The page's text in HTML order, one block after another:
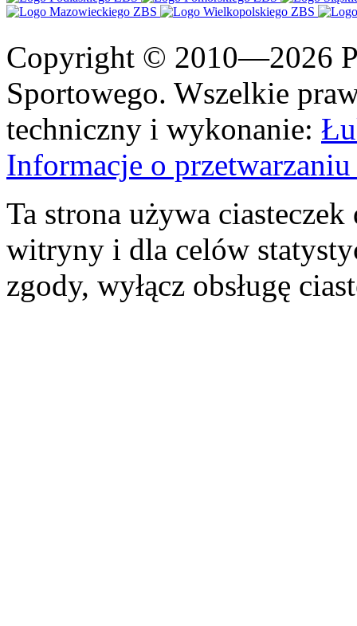
Copyright © 2010—2026
Sportowego. Wszelkie
techniczny i wykonanie:
Informacje o
Ta strona używa
witryny i dla celów
zgody, wyłącz obsługę